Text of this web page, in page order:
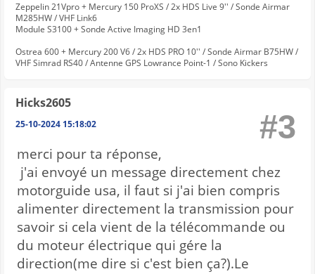
Zeppelin 21Vpro + Mercury 150 ProXS / 2x HDS Live 9'' / Sonde Airmar
M285HW / VHF Link6
Module S3100 + Sonde Active Imaging HD 3en1
Ostrea 600 + Mercury 200 V6 / 2x HDS PRO 10'' / Sonde Airmar B75HW /
VHF Simrad RS40 / Antenne GPS Lowrance Point-1 / Sono Kickers
Hicks2605
25-10-2024 15:18:02 #3
merci pour ta réponse,
j'ai envoyé un message directement chez
motorguide usa, il faut si j'ai bien compris
alimenter directement la transmission pour
savoir si cela vient de la télécommande ou
du moteur électrique qui gére la
direction(me dire si c'est bien ça?).Le